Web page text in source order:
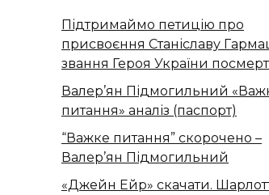
Підтримаймо петицію про
присвоєння Станіславу
звання Героя України
Валер’ян Підмогильний
питання» аналіз (паспорт)
“Важке питання” скорочено –
Валер’ян Підмогильний
«Джейн Ейр» скачати.